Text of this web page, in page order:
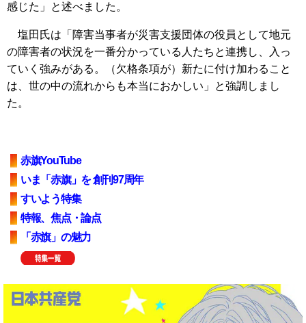
感じた」と述べました。
塩田氏は「障害当事者が災害支援団体の役員として地元
の障害者の状況を一番分かっている人たちと連携し、入っ
ていく強みがある。（欠格条項が）新たに付け加わること
は、世の中の流れからも本当におかしい」と強調しまし
た。
赤旗YouTube
いま「赤旗」を 創刊97周年
すいよう特集
特報、焦点・論点
「赤旗」の魅力